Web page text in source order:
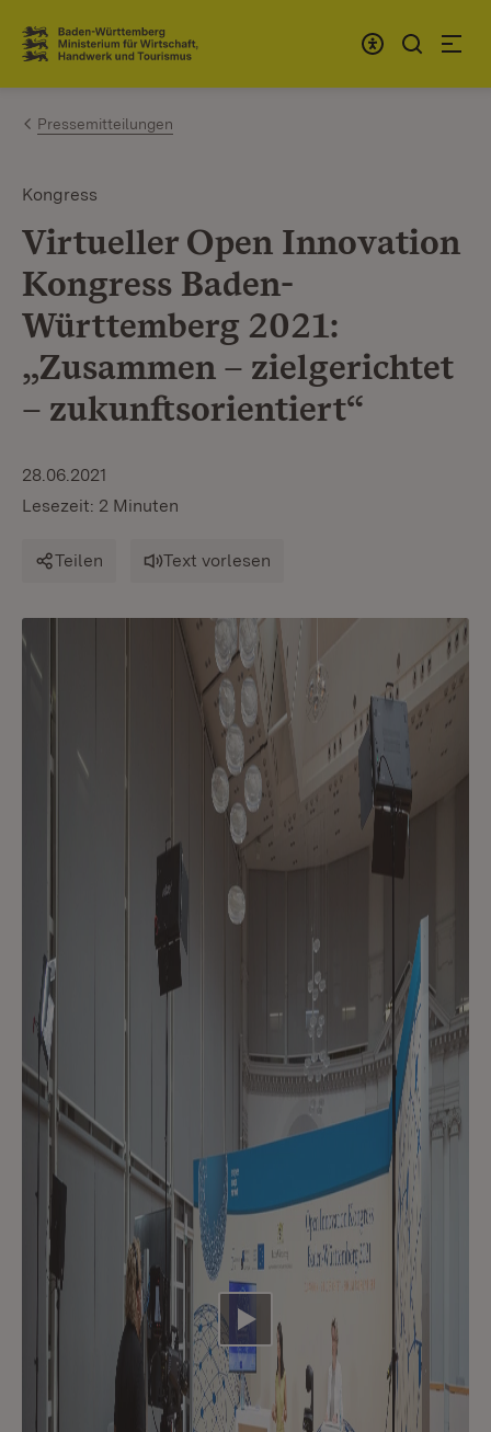
Zum Inhalt springen
Link zur Startseite
Pressemitteilungen
Kongress
Virtueller Open Innovation
Kongress Baden-
Württemberg 2021:
„Zusammen – zielgerichtet
– zukunftsorientiert“
28.06.2021
Lesezeit: 2 Minuten
Teilen Text vorlesen
Video abspielen